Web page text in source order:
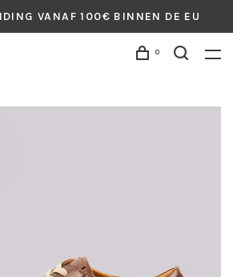
VANAF 100€ BINNEN DE EU
0